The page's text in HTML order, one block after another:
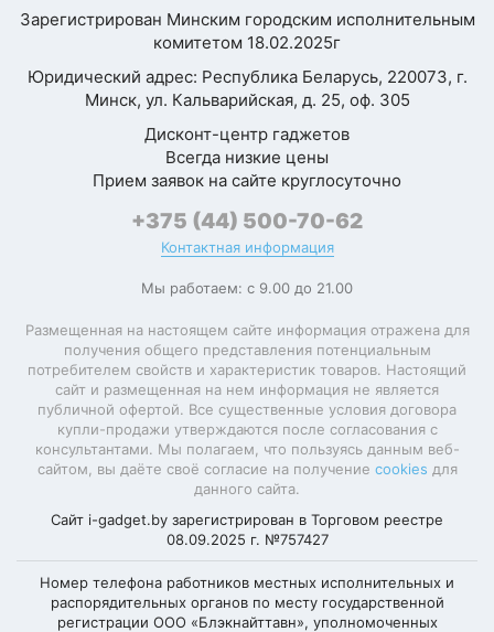
Складная
крепление
2.8 м
Комплектация
Концентратор
2
Диффузор
(для локонов)
обычный
расчёска
Массажная
расчёска
Объёмная
Мощный, удобный.
Термодатчик
справляется.
Независимая
температуры и потока
удобная. Нашла в этом
цене. Консультанты
помогли с выбором.
Доставка быстрая.
Оригинальный товар.
Шнур 2.8 м – это удобно
Dyson Supersonic R
Professional HD18
Vinca Blue/Topaz –
супер фен!
Мощность 1700 Вт
на высоте, волосы
сохнут быстро
Моя оценка —
Зарегистрирован Минским городским исполнительным
комитетом 18.02.2025г
Юридический адрес: Республика Беларусь, 220073, г.
Минск, ул. Кальварийская, д. 25, оф. 305
Дисконт-центр гаджетов
Всегда низкие цены
Прием заявок на сайте круглосуточно
+375 (44) 500-70-62
Контактная информация
Мы работаем: с 9.00 до 21.00
Размещенная на настоящем сайте информация отражена для
получения общего представления потенциальным
потребителем свойств и характеристик товаров. Настоящий
сайт и размещенная на нем информация не является
публичной офертой. Все существенные условия договора
купли-продажи утверждаются после согласования с
консультантами. Мы полагаем, что пользуясь данным веб-
сайтом, вы даёте своё согласие на получение cookies для
данного сайта.
Сайт i-gadget.by зарегистрирован в Торговом реестре
08.09.2025 г. №757427
Номер телефона работников местных исполнительных и
распорядительных органов по месту государственной
регистрации ООО «Блэкнайттавн», уполномоченных